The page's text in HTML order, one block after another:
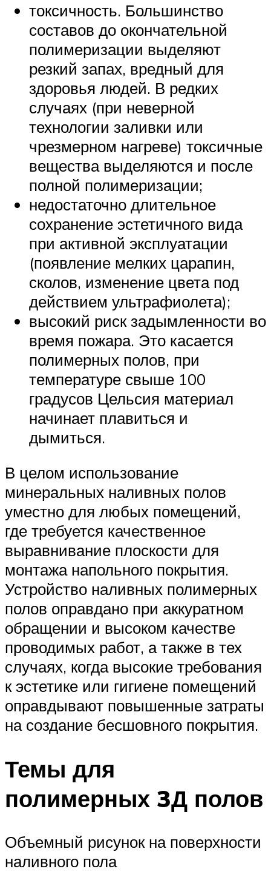
токсичность. Большинство
составов до окончательной
полимеризации выделяют
резкий запах, вредный для
здоровья людей. В редких
случаях (при неверной
технологии заливки или
чрезмерном нагреве) токсичные
вещества выделяются и после
полной полимеризации;
недостаточно длительное
сохранение эстетичного вида
при активной эксплуатации
(появление мелких царапин,
сколов, изменение цвета под
действием ультрафиолета);
высокий риск задымленности во
время пожара. Это касается
полимерных полов, при
температуре свыше 100
градусов Цельсия материал
начинает плавиться и
дымиться.
В целом использование
минеральных наливных полов
уместно для любых помещений,
где требуется качественное
выравнивание плоскости для
монтажа напольного покрытия.
Устройство наливных полимерных
полов оправдано при аккуратном
обращении и высоком качестве
проводимых работ, а также в тех
случаях, когда высокие требования
к эстетике или гигиене помещений
оправдывают повышенные затраты
на создание бесшовного покрытия.
Темы для
полимерных 3Д полов
Объемный рисунок на поверхности
наливного пола